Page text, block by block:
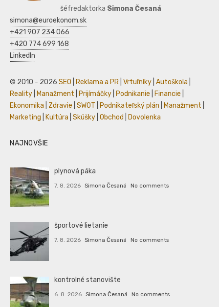
šéfredaktorka Simona Česaná
simona@euroekonom.sk
+421 907 234 066
+420 774 699 168
LinkedIn
© 2010 - 2026 SEO Reklama a PR Vrtuľníky Autoškola
Reality
Manažment Prijímáčky Podnikanie Financie
Ekonomika
Zdravie SWOT Podnikateľský plán Manažment
Marketing
Kultúra Skúšky Obchod Dovolenka
NAJNOVŠIE
plynová páka
7. 8. 2026 Simona Česaná No comments
športové lietanie
7. 8. 2026 Simona Česaná No comments
kontrolné stanovište
6. 8. 2026 Simona Česaná No comments